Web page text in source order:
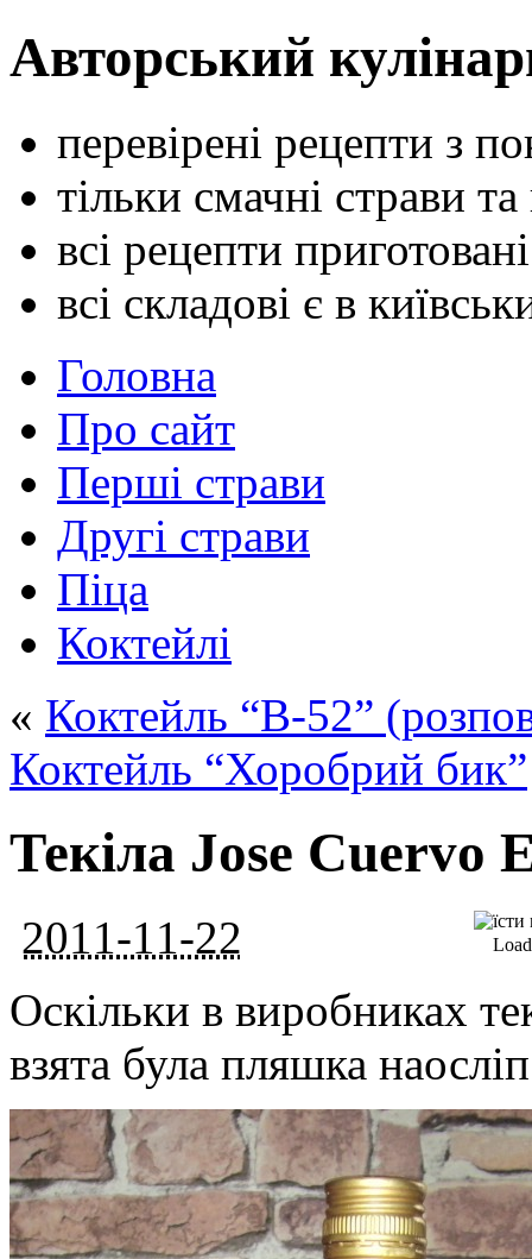
Авторський
перевірені рецепти з
тільки смачні страви та
всі рецепти
всі складові є в
Головна
Про сайт
Перші страви
Другі страви
Піца
Коктейлі
« Коктейль “B-52”
Коктейль “Хоробрий бик”
Текіла Jose Cuervo
2011-11-22
Оскільки в виробниках
взята була пляшка